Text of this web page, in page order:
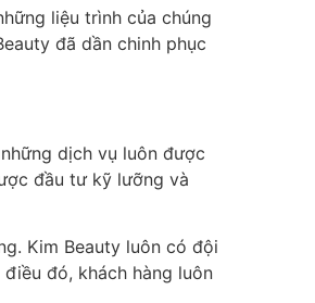
liệu trình của chúng
đã dần chinh phục
dịch vụ luôn được
đầu tư kỹ lưỡng và
Kim Beauty luôn có đội
đó, khách hàng luôn